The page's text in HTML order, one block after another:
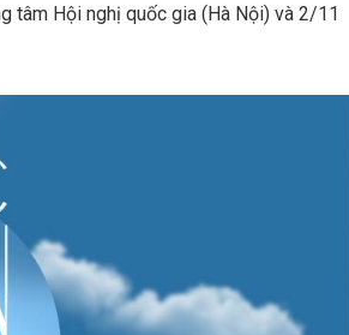
tâm Hội nghị quốc gia (Hà Nội) và 2/11